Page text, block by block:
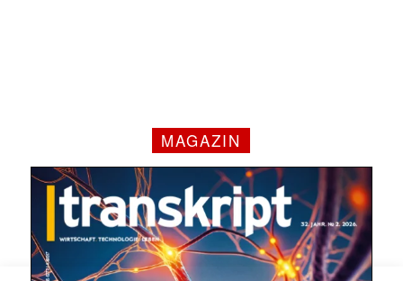
Mit dem |transkript-Newsletter
jede Woche aktuell informiert.
MAGAZIN